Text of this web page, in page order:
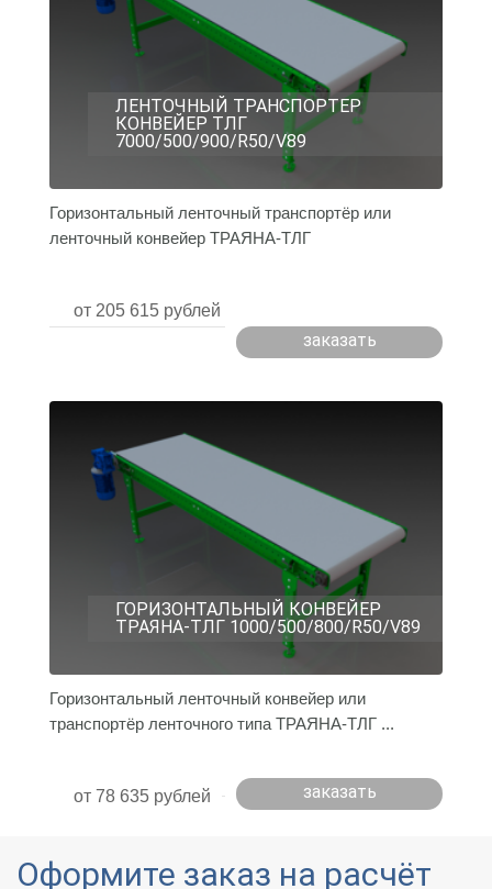
ЛЕНТОЧНЫЙ ТРАНСПОРТЕР
КОНВЕЙЕР ТЛГ
7000/500/900/R50/V89
Горизонтальный ленточный транспортёр или
ленточный конвейер ТРАЯНА-ТЛГ
от 205 615 рублей
заказать
ГОРИЗОНТАЛЬНЫЙ КОНВЕЙЕР
ТРАЯНА-ТЛГ 1000/500/800/R50/V89
Горизонтальный ленточный конвейер или
транспортёр ленточного типа ТРАЯНА-ТЛГ ...
от 78 635 рублей заказать
Оформите заказ на расчёт